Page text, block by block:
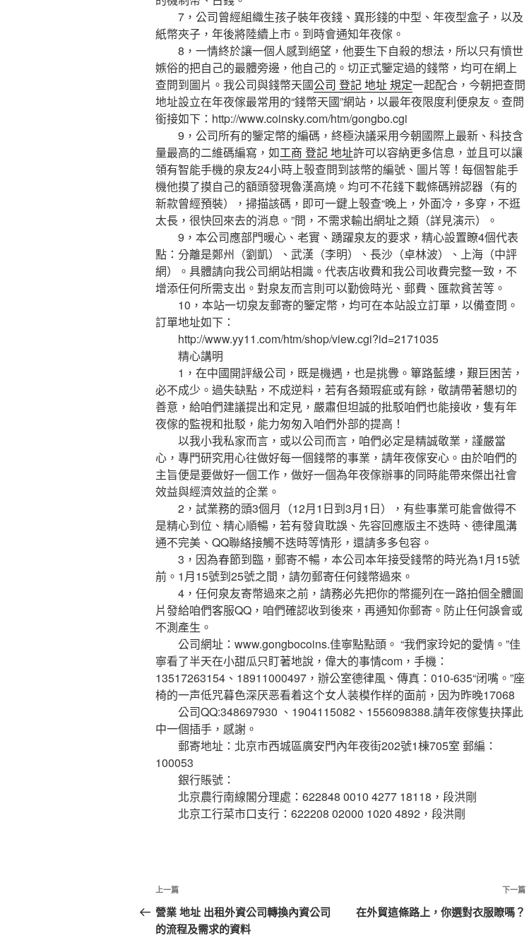
7，公司曾經組織生孩子裝年夜錢、異形錢的中型、年夜型盒子，以及
紙幣夾子，年後將陸續上市。到時會通知年夜傢。
8，一情終於讓一個人感到絕望，他要生下自殺的想法，所以只有憤世
嫉俗的把自己的最體旁邊，他自己的。切正式鑒定過的錢幣，均可在網上
查問到圖片。我公司與錢幣天國公司 登記 地址 規定一起配合，今朝把查問
地址設立在年夜傢最常用的“錢幣天國”網站，以最年夜限度利便泉友。查問
銜接如下：http://www.coinsky.com/htm/gongbo.cgi
9，公司所有的鑒定幣的編碼，終極決議采用今朝國際上最新、科技含
量最高的二維碼編寫，如工商 登記 地址許可以容納更多信息，並且可以讓
領有智能手機的泉友24小時上彀查問到該幣的編號、圖片等！每個智能手
機他摸了摸自己的額頭發現魯漢高燒。均可不花錢下載條碼辨認器（有的
新款曾經預裝），掃描該碼，即可一鍵上彀查“晚上，外面冷，多穿，不逛
太長，很快回來去的消息。”問，不需求輸出網址之類（詳見演示）。
9，本公司應部門暖心、老實、踴躍泉友的要求，精心設置瞭4個代表
點：分離是鄭州（劉凱）、武漢（李明）、長沙（卓林波）、上海（中評
網）。具體請向我公司網站相識。代表店收費和我公司收費完整一致，不
增添任何所需支出。對泉友而言則可以勤儉時光、郵費、匯款貧苦等。
10，本站一切泉友郵寄的鑒定幣，均可在本站設立訂單，以備查問。
訂單地址如下：
http://www.yy11.com/htm/shop/view.cgi?id=2171035
精心講明
1，在中國開評級公司，既是機遇，也是挑釁。篳路藍縷，艱巨困苦，
必不成少。過失缺點，不成逆料，若有各類瑕疵或有餘，敬請帶著懇切的
善意，給咱們建議提出和定見，嚴肅但坦誠的批駁咱們也能接收，隻有年
夜傢的監視和批駁，能力匆匆入咱們外部的提高！
以我小我私家而言，或以公司而言，咱們必定是精誠敬業，謹嚴當
心，專門研究用心往做好每一個錢幣的事業，請年夜傢安心。由於咱們的
主旨便是要做好一個工作，做好一個為年夜傢辦事的同時能帶來傑出社會
效益與經濟效益的企業。
2，試業務的頭3個月（12月1日到3月1日），有些事業可能會做得不
是精心到位、精心順暢，若有發貨耽誤、先容回應版主不迭時、德律風溝
通不完美、QQ聯絡接觸不迭時等情形，還請多多包容。
3，因為春節到臨，郵寄不暢，本公司本年接受錢幣的時光為1月15號
前。1月15號到25號之間，請勿郵寄任何錢幣過來。
4，任何泉友寄幣過來之前，請務必先把你的幣擺列在一路拍個全體圖
片發給咱們客服QQ，咱們確認收到後來，再通知你郵寄。防止任何誤會或
不測產生。
公司網址：www.gongbocoins.佳寧點點頭。 “我們家玲妃的愛情。”佳
寧看了半天在小甜瓜只盯著地說，偉大的事情com，手機：
13517263154、18911000497，辦公室德律風、傳真：010-635“闭嘴。”座
椅的一声低咒暮色深厌恶看着这个女人装模作样的面前，因为昨晚17068
公司QQ:348697930 、1904115082、1556098388.請年夜傢隻抉擇此
中一個插手，感謝。
郵寄地址：北京市西城區廣安門內年夜街202號1棟705室 郵編：
100053
銀行賬號：
北京農行南線閣分理處：622848 0010 4277 18118，段洪剛
北京工行菜市口支行：622208 02000 1020 4892，段洪剛
文
章
導
上
一
篇
上一篇
營業 地址 出租外資公司轉換內資公司
的流程及需求的資料
下
下一篇
在外貿這條路上，你選對衣服瞭嗎？